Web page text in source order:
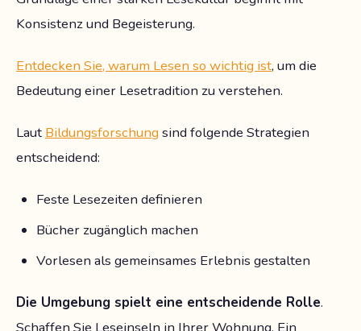
Konsistenz und Begeisterung.
Entdecken Sie, warum Lesen so wichtig ist, um die
Bedeutung einer Lesetradition zu verstehen.
Laut Bildungsforschung sind folgende Strategien
entscheidend:
Feste Lesezeiten definieren
Bücher zugänglich machen
Vorlesen als gemeinsames Erlebnis gestalten
Die Umgebung spielt eine entscheidende Rolle.
Schaffen Sie Leseinseln in Ihrer Wohnung. Ein